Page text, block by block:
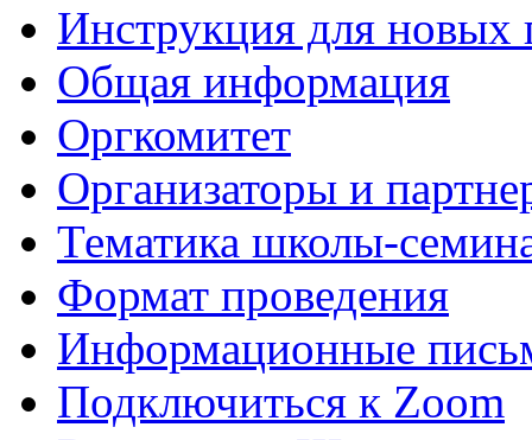
Инструкция для новых
Общая информация
Оргкомитет
Организаторы и
Тематика школы-
Формат проведения
Информационные
Подключиться к Zoom